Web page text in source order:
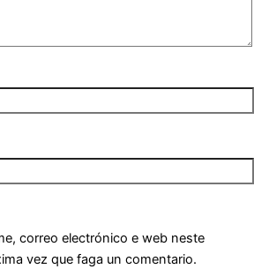
correo electrónico e web neste
vez que faga un comentario.